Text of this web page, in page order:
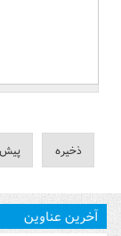
آخرین عناوین